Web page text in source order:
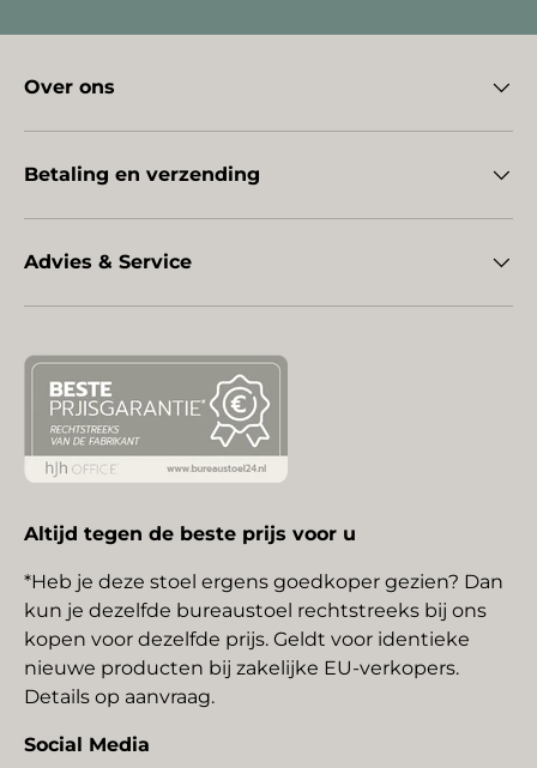
Over ons
Betaling en verzending
Advies & Service
Altijd tegen de beste prijs voor u
*Heb je deze stoel ergens goedkoper gezien? Dan
kun je dezelfde bureaustoel rechtstreeks bij ons
kopen voor dezelfde prijs. Geldt voor identieke
nieuwe producten bij zakelijke EU-verkopers.
Details op aanvraag.
Social Media